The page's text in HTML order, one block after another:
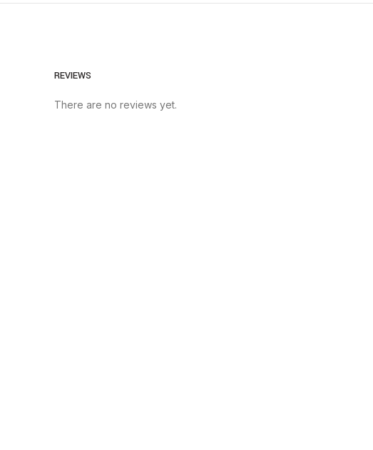
REVIEWS
There are no reviews yet.